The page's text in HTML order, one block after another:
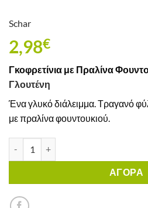
Schar
2,98€
Γκοφρετίνια με Πραλίνα
Γλουτένη
Ένα γλυκό διάλειμμα. Τραγανό
με πραλίνα φουντουκιού.
ΑΓΟΡΑ